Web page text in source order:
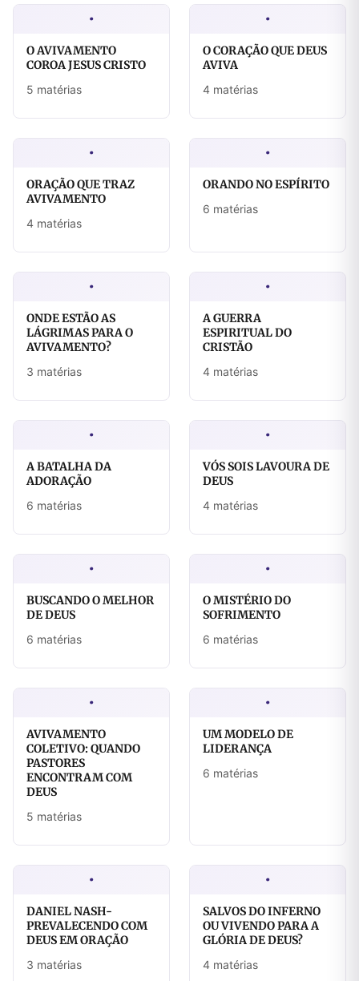
·
O AVIVAMENTO
COROA JESUS CRISTO
5 matérias
·
O CORAÇÃO QUE DEUS
AVIVA
4 matérias
·
ORAÇÃO QUE TRAZ
AVIVAMENTO
4 matérias
·
ORANDO NO ESPÍRITO
6 matérias
·
ONDE ESTÃO AS
LÁGRIMAS PARA O
AVIVAMENTO?
3 matérias
·
A GUERRA
ESPIRITUAL DO
CRISTÃO
4 matérias
·
A BATALHA DA
ADORAÇÃO
6 matérias
·
VÓS SOIS LAVOURA DE
DEUS
4 matérias
·
BUSCANDO O MELHOR
DE DEUS
6 matérias
·
O MISTÉRIO DO
SOFRIMENTO
6 matérias
·
AVIVAMENTO
COLETIVO: QUANDO
PASTORES
ENCONTRAM COM
DEUS
5 matérias
·
UM MODELO DE
LIDERANÇA
6 matérias
·
DANIEL NASH-
PREVALECENDO COM
DEUS EM ORAÇÃO
3 matérias
·
SALVOS DO INFERNO
OU VIVENDO PARA A
GLÓRIA DE DEUS?
4 matérias